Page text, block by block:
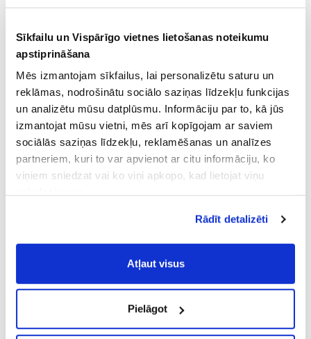
Sīkfailu un Vispārīgo vietnes lietošanas noteikumu
apstiprināšana
Mēs izmantojam sīkfailus, lai personalizētu saturu un
reklāmas, nodrošinātu sociālo saziņas līdzekļu funkcijas
un analizētu mūsu datplūsmu. Informāciju par to, kā jūs
izmantojat mūsu vietni, mēs arī kopīgojam ar saviem
sociālās saziņas līdzekļu, reklamēšanas un analīzes
partneriem, kuri to var apvienot ar citu informāciju, ko
viņiem sniedzat vai ko viņi apkopo, kad lietojat viņu
Vispārīgiem vietnes lietošanas
noteikumiem(saīsināti - VVLN).
Rādīt detalizēti
Atļaut visus
Pielāgot